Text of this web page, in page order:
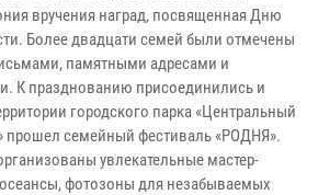
вручения наград, посвященная Дню
Более двадцати семей были отмечены
памятными адресами и
К празднованию присоединились и
городского парка «Центральный
прошел семейный фестиваль «РОДНЯ».
увлекательные мастер-
фотозоны для незабываемых